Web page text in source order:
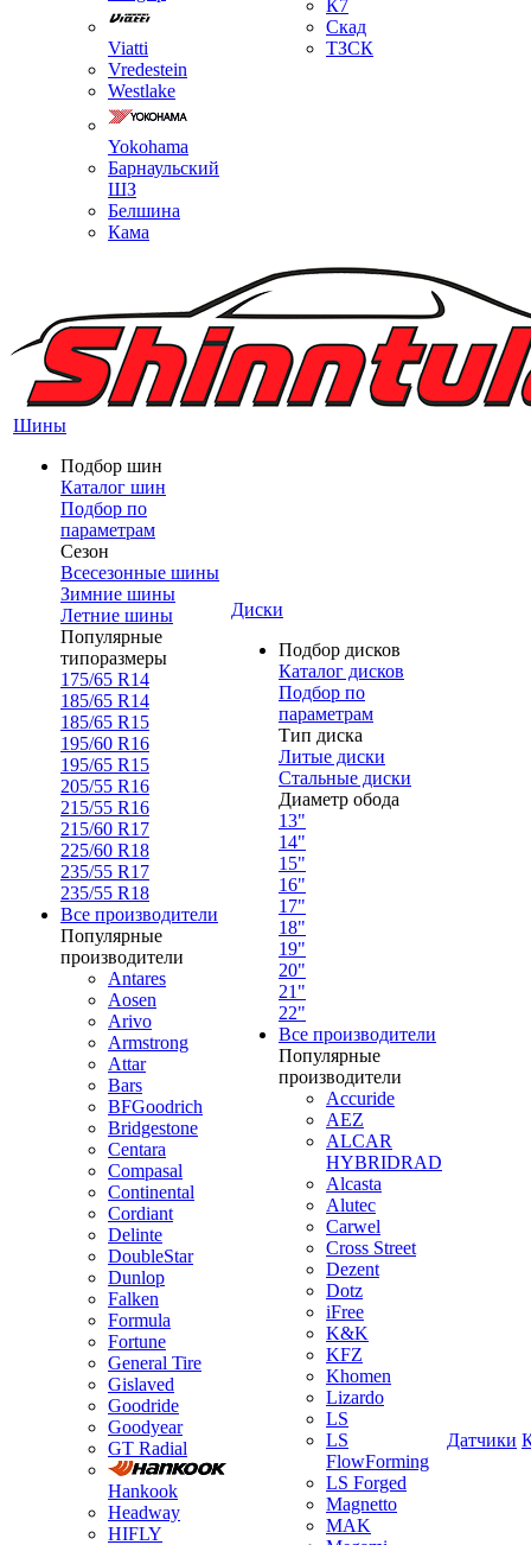
Viatti
Vredestein
Westlake
Yokohama
Барнаульский
ШЗ
Белшина
Кама
К7
Скад
ТЗСК
Шины
Подбор шин
Каталог шин
Подбор по
параметрам
Сезон
Всесезонные шины
Зимние шины
Летние шины
Популярные
типоразмеры
175/65 R14
185/65 R14
185/65 R15
195/60 R16
195/65 R15
205/55 R16
215/55 R16
215/60 R17
225/60 R18
235/55 R17
235/55 R18
Все производители
Популярные
производители
Antares
Aosen
Arivo
Armstrong
Attar
Bars
BFGoodrich
Bridgestone
Centara
Compasal
Continental
Cordiant
Delinte
DoubleStar
Dunlop
Falken
Formula
Fortune
General Tire
Gislaved
Goodride
Goodyear
GT Radial
Hankook
Headway
HIFLY
Диски
Подбор дисков
Каталог дисков
Подбор по
параметрам
Тип диска
Литые диски
Стальные диски
Диаметр обода
13"
14"
15"
16"
17"
18"
19"
20"
21"
22"
Все производители
Популярные
производители
Accuride
AEZ
ALCAR
HYBRIDRAD
Alcasta
Alutec
Carwel
Cross Street
Dezent
Dotz
iFree
K&K
KFZ
Khomen
Lizardo
LS
LS
FlowForming
LS Forged
Magnetto
MAK
Датчики